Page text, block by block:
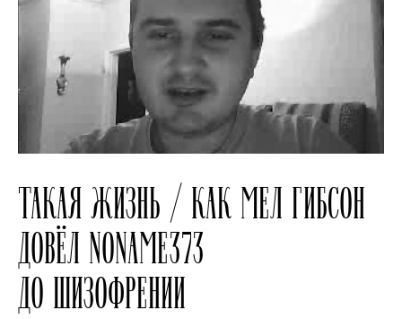
ТАКАЯ ЖИЗНЬ / КАК МЕЛ ГИБСОН
ДОВЁЛ NONAME373
ДО ШИЗОФРЕНИИ